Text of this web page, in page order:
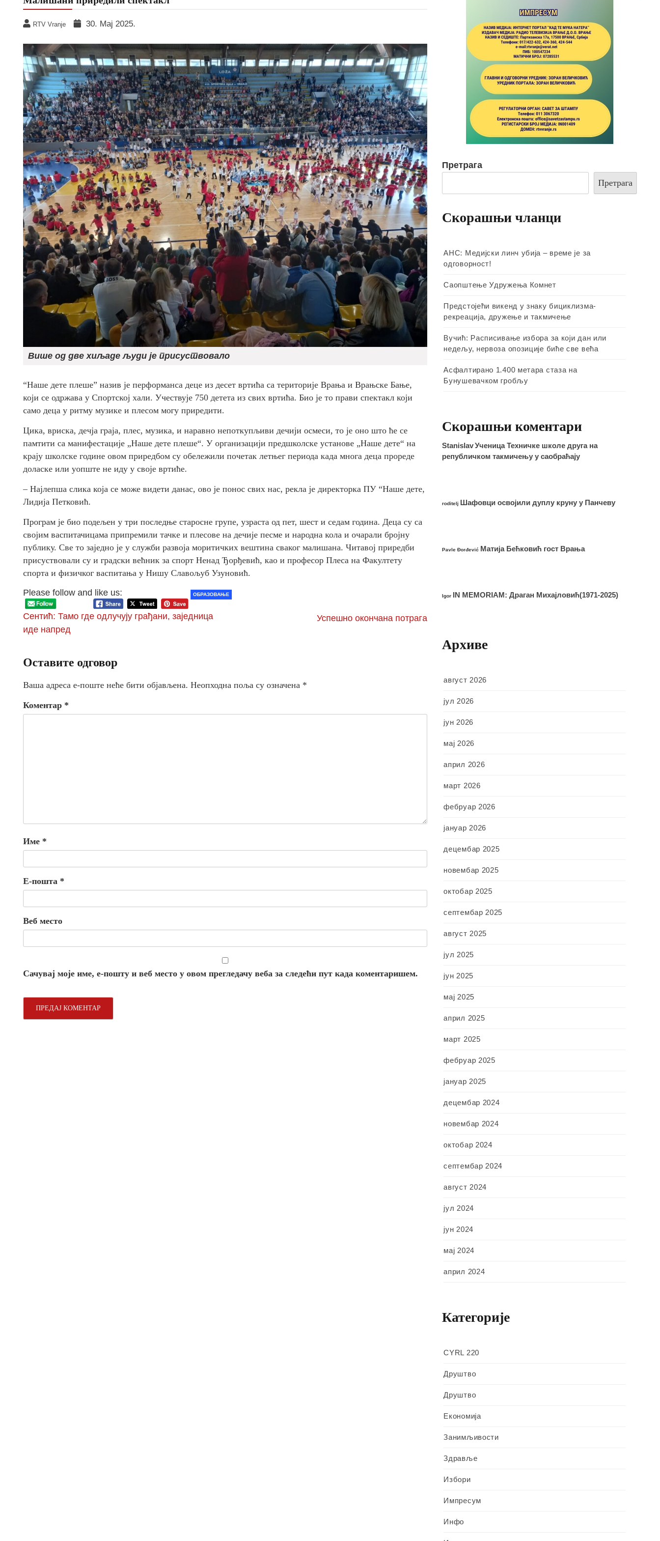
RTV Vranje 30. Мај 2025.
Више од две хиљаде људи је присуствовало
“Наше дете плеше” назив је перформанса деце из десет вртића са територије Врања и Врањске Бање,
који се одржава у Спортској хали. Учествује 750 детета из свих вртића. Био је то прави спектакл који
само деца у ритму музике и плесом могу приредити.
Цика, вриска, дечја граја, плес, музика, и наравно непоткупљиви дечији осмеси, то је оно што ће се
памтити са манифестације „Наше дете плеше“. У организацији предшколске установе „Наше дете“ на
крају школске године овом приредбом су обележили почетак летњег периода када многа деца прореде
доласке или уопште не иду у своје вртиће.
– Најлепша слика која се може видети данас, ово је понос свих нас, рекла је директорка ПУ “Наше дете,
Лидија Петковић.
Програм је био подељен у три последње старосне групе, узраста од пет, шест и седам година. Деца су са
својим васпитачицама припремили тачке и плесове на дечије песме и народна кола и очарали бројну
публику. Све то заједно је у служби развоја моритичких вештина сваког малишана. Читавој приредби
присуствовали су и градски већник за спорт Ненад Ђорђевић, као и професор Плеса на Факултету
спорта и физичког васпитања у Нишу Славољуб Узуновић.
Please follow and like us:
ОБРАЗОВАЊЕ
Сентић: Тамо где одлучују грађани, заједница
иде напред
Успешно окончана потрага
Оставите одговор
Ваша адреса е-поште неће бити објављена. Неопходна поља су означена *
Коментар *
Име *
Е-пошта *
Веб место
Сачувај моје име, е-пошту и веб место у овом прегледачу веба за следећи пут када коментаришем.
Претрага
Претрага
Скорашњи чланци
АНС: Медијски линч убија – време је за
одговорност!
Саопштење Удружења Комнет
Предстојећи викенд у знаку бициклизма-
рекреација, дружење и такмичење
Вучић: Расписивање избора за који дан или
недељу, нервоза опозиције биће све већа
Асфалтирано 1.400 метара стаза на
Бунушевачком гробљу
Скорашњи коментари
StanislavУченица Техничке школе друга на
републичком такмичењу у саобраћају
roditelj Шафовци освојили дуплу круну у Панчеву
Pavle Đorđević Матија Бећковић гост Врања
Igor IN MEMORIAM: Драган Михајловић(1971-2025)
Архиве
август 2026
јул 2026
јун 2026
мај 2026
април 2026
март 2026
фебруар 2026
јануар 2026
децембар 2025
новембар 2025
октобар 2025
септембар 2025
август 2025
јул 2025
јун 2025
мај 2025
април 2025
март 2025
фебруар 2025
јануар 2025
децембар 2024
новембар 2024
октобар 2024
септембар 2024
август 2024
јул 2024
јун 2024
мај 2024
април 2024
Категорије
CYRL 220
Друштво
Друштво
Економија
Занимљивости
Здравље
Избори
Импресум
Инфо